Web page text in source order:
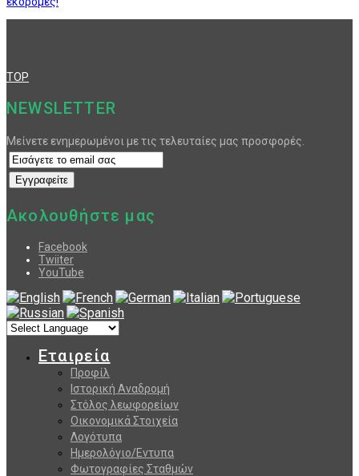
TOP
NEWSLETTER
Μείνετε ενημερωμένοι με τις τελευταίες μας προσφορές.
Ακολουθήστε μας
Facebook
Twiiter
YouTube
Εταιρεία
Προφίλ
Ιστορική Αναδρομή
Στόλος λεωφορείων
Οικονομικά Στοιχεία
Λογότυπα
Ημερολόγιο/Εντυπα
Φωτογραφίες Σταθμών